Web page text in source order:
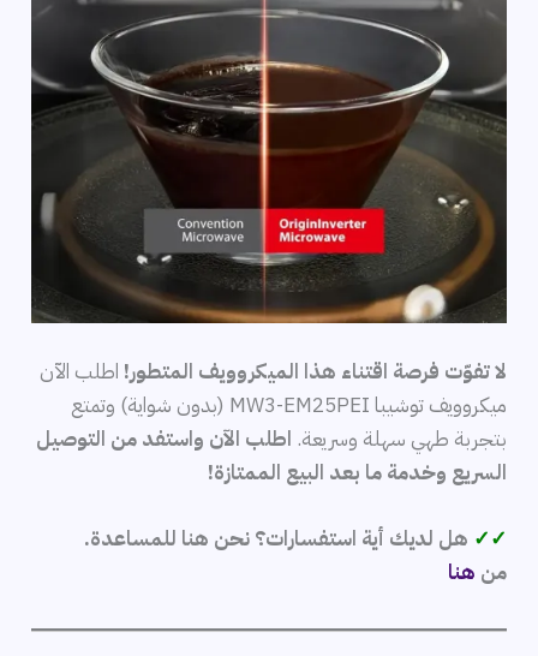
لا تفوّت فرصة اقتناء هذا الميكروويف المتطور! اطلب الآن
ميكروويف توشيبا MW3-EM25PEI (بدون شواية) وتمتع
بتجربة طهي سهلة وسريعة. اطلب الآن واستفد من التوصيل
السريع وخدمة ما بعد البيع الممتازة!
✓✓ هل لديك أية استفسارات؟ نحن هنا للمساعدة.
من هنا